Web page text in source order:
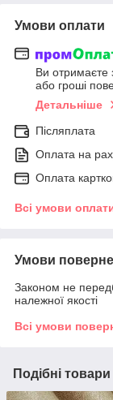
Умови оплати
Ви отримаєте
або гроші
Детальніше
Післяплата
Оплата на
Оплата
Всі умови
Умови
Законом не
належної якості
Всі умови
Подібні товари